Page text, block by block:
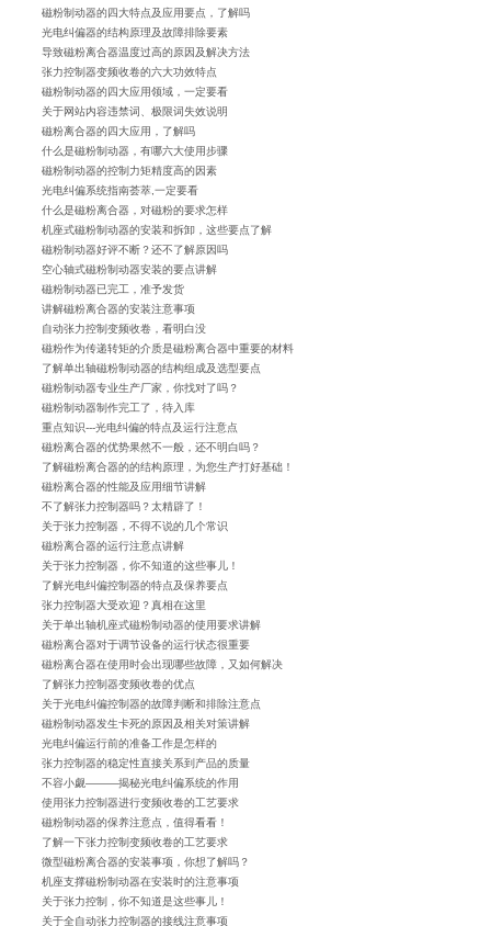
磁粉制动器的四大特点及应用要点，了解吗
光电纠偏器的结构原理及故障排除要素
导致磁粉离合器温度过高的原因及解决方法
张力控制器变频收卷的六大功效特点
磁粉制动器的四大应用领域，一定要看
关于网站内容违禁词、极限词失效说明
磁粉离合器的四大应用，了解吗
什么是磁粉制动器，有哪六大使用步骤
磁粉制动器的控制力矩精度高的因素
光电纠偏系统指南荟萃,一定要看
什么是磁粉离合器，对磁粉的要求怎样
机座式磁粉制动器的安装和拆卸，这些要点了解
磁粉制动器好评不断？还不了解原因吗
空心轴式磁粉制动器安装的要点讲解
磁粉制动器已完工，准予发货
讲解磁粉离合器的安装注意事项
自动张力控制变频收卷，看明白没
磁粉作为传递转矩的介质是磁粉离合器中重要的材料
了解单出轴磁粉制动器的结构组成及选型要点
磁粉制动器专业生产厂家，你找对了吗？
磁粉制动器制作完工了，待入库
重点知识---光电纠偏的特点及运行注意点
磁粉离合器的优势果然不一般，还不明白吗？
了解磁粉离合器的的结构原理，为您生产打好基础！
磁粉离合器的性能及应用细节讲解
不了解张力控制器吗？太精辟了！
关于张力控制器，不得不说的几个常识
磁粉离合器的运行注意点讲解
关于张力控制器，你不知道的这些事儿！
了解光电纠偏控制器的特点及保养要点
张力控制器大受欢迎？真相在这里
关于单出轴机座式磁粉制动器的使用要求讲解
磁粉离合器对于调节设备的运行状态很重要
磁粉离合器在使用时会出现哪些故障，又如何解决
了解张力控制器变频收卷的优点
关于光电纠偏控制器的故障判断和排除注意点
磁粉制动器发生卡死的原因及相关对策讲解
光电纠偏运行前的准备工作是怎样的
张力控制器的稳定性直接关系到产品的质量
不容小觑———揭秘光电纠偏系统的作用
使用张力控制器进行变频收卷的工艺要求
磁粉制动器的保养注意点，值得看看！
了解一下张力控制变频收卷的工艺要求
微型磁粉离合器的安装事项，你想了解吗？
机座支撑磁粉制动器在安装时的注意事项
关于张力控制，你不知道是这些事儿！
关于全自动张力控制器的接线注意事项